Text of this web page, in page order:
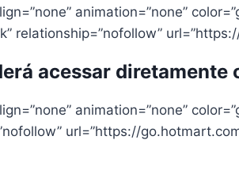
animation=”none”
relationship=”nofollow”
acessar
animation=”none”
url=”https://